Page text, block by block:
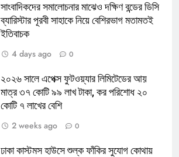
সাংবাদিকদের সমালোচনার মাঝেও দক্ষিণ বন্ডের ডিসি
ব্যারিস্টার পূরবী সাহাকে নিয়ে বেশিরভাগ মতামতই
ইতিবাচক
4 days ago
0
২০২৬ সালে এপেক্স ফুটওয়্যার লিমিটেডের আয়
মাত্র ৩৭ কোটি ৯৯ লাখ টাকা, কর পরিশোধ ২০
কোটি ৭ লাখের বেশি
2 weeks ago
0
ঢাকা কাস্টমস হাউসে শুল্ক ফাঁকির সুযোগ কোথায়